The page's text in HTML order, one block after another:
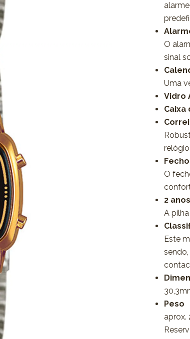
O
sinal
Uma
Vidro
Caixa
O
2
A
Este
Peso
aprox.